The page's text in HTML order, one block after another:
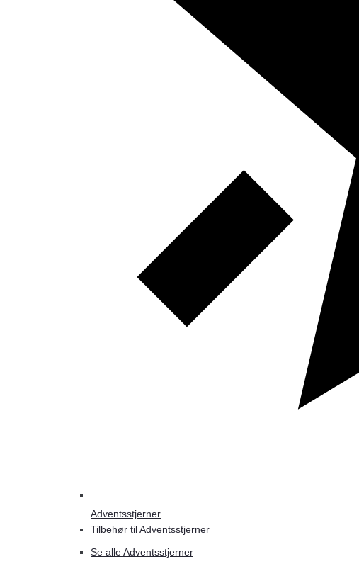
Adventsstjerner
Tilbehør til Adventsstjerner
Se alle Adventsstjerner